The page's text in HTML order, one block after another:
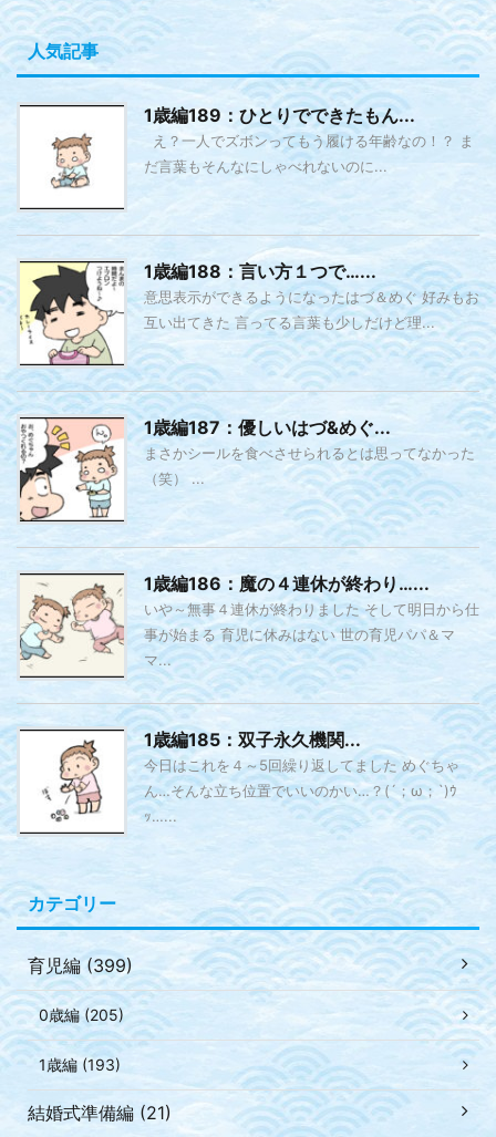
人気記事
1歳編189：ひとりでできたもん...
え？一人でズボンってもう履ける年齢なの！？ ま
だ言葉もそんなにしゃべれないのに...
1歳編188：言い方１つで…...
意思表示ができるようになったはづ＆めぐ 好みもお
互い出てきた 言ってる言葉も少しだけど理...
1歳編187：優しいはづ&めぐ...
まさかシールを食べさせられるとは思ってなかった
（笑） ...
1歳編186：魔の４連休が終わり…...
いや～無事４連休が終わりました そして明日から仕
事が始まる 育児に休みはない 世の育児パパ＆マ
マ...
1歳編185：双子永久機関...
今日はこれを４～5回繰り返してました めぐちゃ
ん…そんな立ち位置でいいのかい…？(´；ω；`)ｳ
ｯ…...
カテゴリー
育児編 (399)
0歳編 (205)
1歳編 (193)
結婚式準備編 (21)